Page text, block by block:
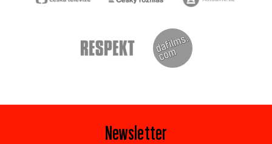
Newsletter